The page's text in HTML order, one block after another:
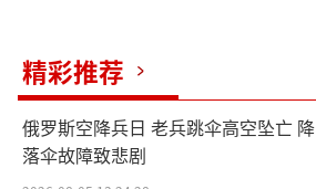
精彩推荐
俄罗斯空降兵日 老兵跳伞高空坠亡 降
落伞故障致悲剧